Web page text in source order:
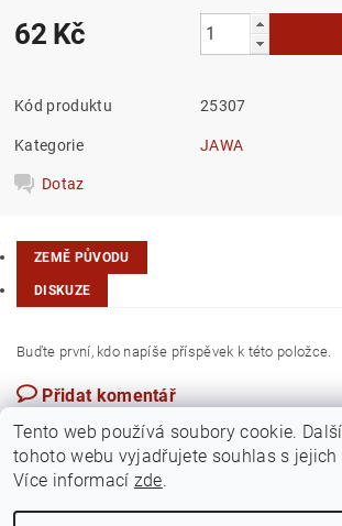
62 Kč
Kód produktu 25307
Kategorie JAWA
Dotaz
ZEMĚ PŮVODU
DISKUZE
Buďte první, kdo napíše příspěvek k této položce.
Přidat komentář
Tento web používá soubory cookie.
tohoto webu vyjadřujete souhlas s
Více informací zde.